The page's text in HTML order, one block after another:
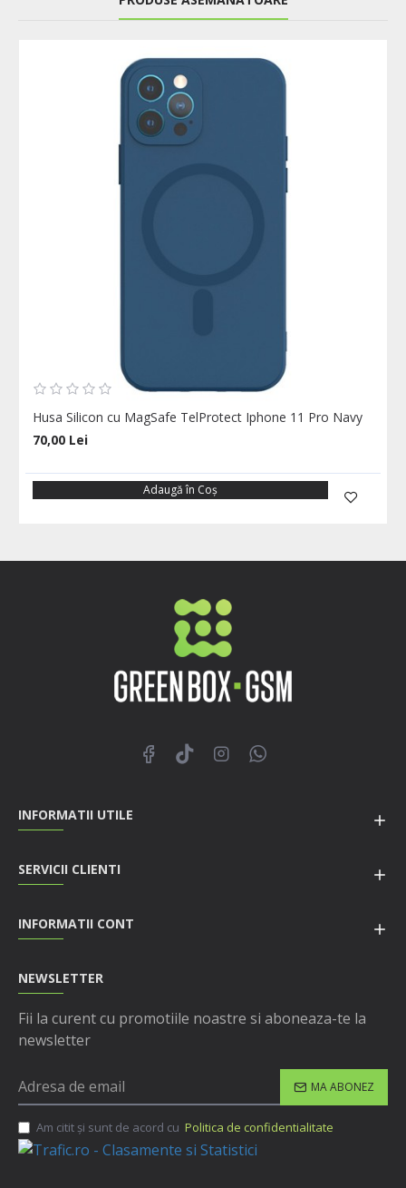
Husa Silicon cu MagSafe TelProtect Iphone 11 Pro Navy
70,00 Lei
Adaugă în Coş
INFORMATII UTILE
SERVICII CLIENTI
INFORMATII CONT
NEWSLETTER
Fii la curent cu promotiile noastre si aboneaza-te la
newsletter
MA ABONEZ
Am citit şi sunt de acord cu Politica de confidentialitate